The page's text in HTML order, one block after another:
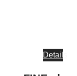
Details